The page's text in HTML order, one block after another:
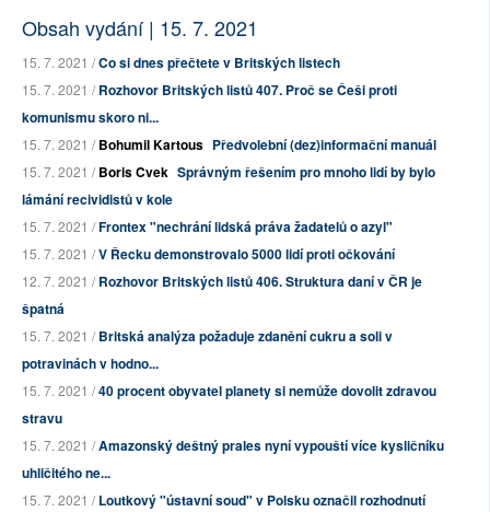
Obsah vydání | 15. 7. 2021
15. 7. 2021 /Co si dnes přečtete v Britských listech
15. 7. 2021 /Rozhovor Britských listů 407. Proč se Češi proti
komunismu skoro ni...
15. 7. 2021 /Bohumil Kartous Předvolební (dez)informační manuál
15. 7. 2021 /Boris Cvek Správným řešením pro mnoho lidí by bylo
lámání recividistů v kole
15. 7. 2021 /Frontex "nechrání lidská práva žadatelů o azyl"
15. 7. 2021 /V Řecku demonstrovalo 5000 lidí proti očkování
12. 7. 2021 /Rozhovor Britských listů 406. Struktura daní v ČR je
špatná
15. 7. 2021 /Britská analýza požaduje zdanění cukru a soli v
potravinách v hodno...
15. 7. 2021 /40 procent obyvatel planety si nemůže dovolit zdravou
stravu
15. 7. 2021 /Amazonský deštný prales nyní vypouští více kysličníku
uhličitého ne...
15. 7. 2021 /Loutkový "ústavní soud" v Polsku označil rozhodnutí